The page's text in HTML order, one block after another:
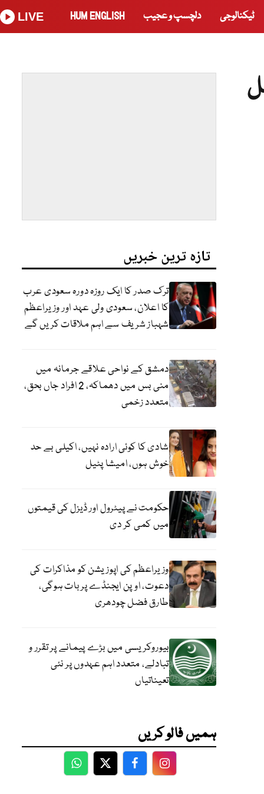
ٹیکنالوجی دلچسپ و عجیب HUM ENGLISH
LIVE
تازہ ترین خبریں
ترک صدر کا ایک روزہ دورہ سعودی عرب
کا اعلان، سعودی ولی عہد اور وزیراعظم
شہباز شریف سے اہم ملاقات کریں گے
دمشق کے نواحی علاقے جرمانہ میں
منی بس میں دھماکہ، 2 افراد جاں بحق،
متعدد زخمی
شادی کا کوئی ارادہ نہیں، اکیلی بے حد
خوش ہوں، امیشا پٹیل
حکومت نے پیٹرول اور ڈیزل کی قیمتوں
میں کمی کر دی
وزیراعظم کی اپوزیشن کو مذاکرات کی
دعوت، اوپن ایجنڈے پر بات ہوگی،
طارق فضل چودھری
بیوروکریسی میں بڑے پیمانے پر تقرر و
تبادلے، متعدد اہم عہدوں پر نئی
تعیناتیاں
ہمیں فالو کریں
WhatsApp
TwitterFacebookFacebook